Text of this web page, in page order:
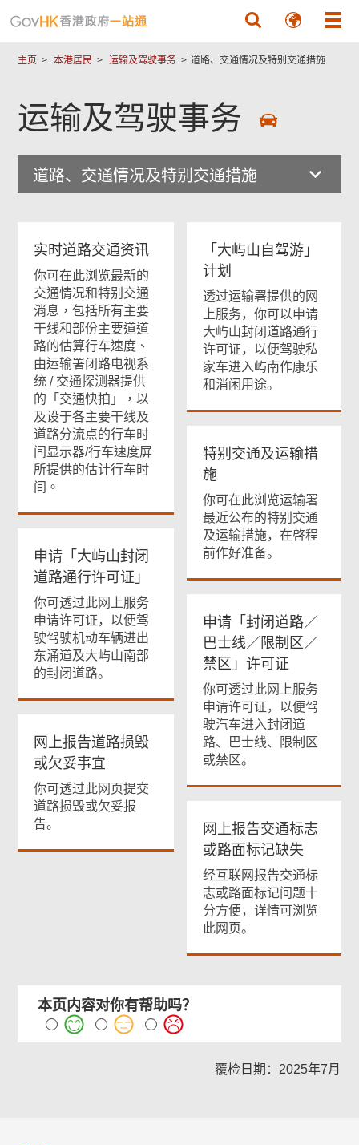
主页 本港居民 运输及驾驶事务 道路、交通情况及特别交通措施
运输及驾驶事务
道路、交通情况及特别交通措施
实时道路交通资讯
你可在此浏览最新的
交通情况和特别交通
消息，包括所有主要
干线和部份主要道道
路的估算行车速度 、
由运输署闭路电视系
统/ 交通探测器提供
的「交通快拍」，以
及设于各主要干线及
道路分流点的行车时
间显示器/行车速度屏
所提供的估计行车时
间 。
「大屿山自驾游」
计划
透过运输署提供的网
上服务，你可以申请
大屿山封闭道路通行
许可证，以便驾驶私
家车进入屿南作康乐
和消闲用途。
特别交通及运输措
施
你可在此浏览运输署
最近公布的特别交通
及运输措施，在啓程
前作好准备。
申请「大屿山封闭
道路通行许可证」
你可透过此网上服务
申请许可证，以便驾
驶驾驶机动车辆进出
东涌道及大屿山南部
的封闭道路。
申请「封闭道路／
巴士线／限制区／
禁区」许可证
你可透过此网上服务
申请许可证，以便驾
驶汽车进入封闭道
路、巴士线、限制区
或禁区。
网上报告道路损毁
或欠妥事宜
你可透过此网页提交
道路损毁或欠妥报
告。
网上报告交通标志
或路面标记缺失
经互联网报告交通标
志或路面标记问题十
分方便，详情可浏览
此网页。
本页内容对你有帮助吗？
覆检日期：2025年7月